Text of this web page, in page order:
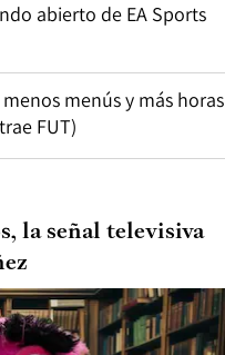
abierto de EA Sports
menús y más horas
FUT)
la señal televisiva